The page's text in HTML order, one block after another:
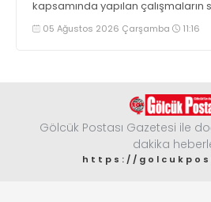
kapsamında yapılan çalışmaların
Çalışmalar sonucunda uyuşturucu
kullanan, ticaretini ve sevkiyatını
05 Ağustos 2026 Çarşamba 11:16
Gölcük Postası Gazetesi ile
dakika
https://